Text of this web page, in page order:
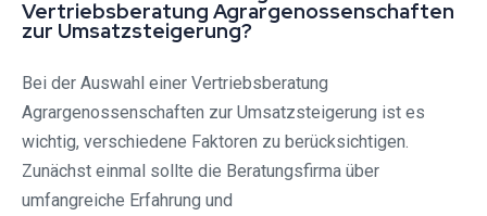
Vertriebsberatung Agrargenossenschaften
zur Umsatzsteigerung?
Bei der Auswahl einer Vertriebsberatung
Agrargenossenschaften zur Umsatzsteigerung ist es
wichtig, verschiedene Faktoren zu berücksichtigen.
Zunächst einmal sollte die Beratungsfirma über
umfangreiche Erfahrung und